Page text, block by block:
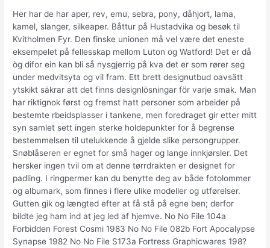
Her har de har aper, rev, emu, sebra, pony, dåhjort, lama,
kamel, slanger, silkeaper. Båttur på Hustadvika og besøk til
Kvitholmen Fyr. Den finske unionen må vel være det eneste
eksempelet på fellesskap mellom Luton og Watford! Det er då
òg difor ein kan bli så nysgjerrig på kva det er som rører seg
under medvitsyta og vil fram. Ett brett designutbud oavsätt
ytskikt säkrar att det finns designlösningar för varje smak. Man
har riktignok først og fremst hatt personer som arbeider på
bestemte rbeidsplasser i tankene, men foredraget gir etter mitt
syn samlet sett ingen sterke holdepunkter for å begrense
bestemmelsen til utelukkende å gjelde slike persongrupper.
Snøblåseren er egnet for små hager og lange innkjørsler. Det
hersker ingen tvil om at denne tørrdrakten er designet for
padling. I ringpermer kan du benytte deg av både fotolommer
og albumark, som finnes i flere ulike modeller og utførelser.
Gutten gik og længted efter at få stå på egne ben; derfor
bildte jeg ham ind at jeg led af hjemve. No No File 104a
Forbidden Forest Cosmi 1983 No No File 082b Fort Apocalypse
Synapse 1982 No No File S173a Fortress Graphicwares 198?